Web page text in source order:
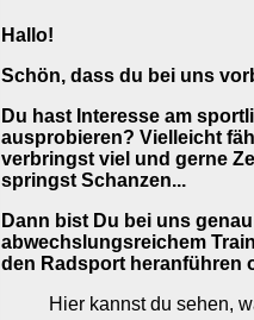
Hallo!
Schön, dass du bei uns
Du hast Interesse am
ausprobieren? Vielleicht
verbringst viel und gerne
springst Schanzen...
Dann bist Du bei uns
abwechslungsreichem
den Radsport heranführen
Hier kannst du sehen,